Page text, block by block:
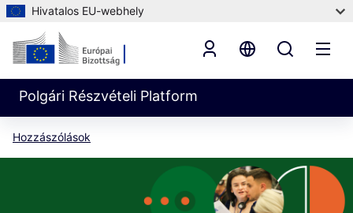
Hivatalos EU-webhely
Polgári Részvételi Platform
Hozzászólások